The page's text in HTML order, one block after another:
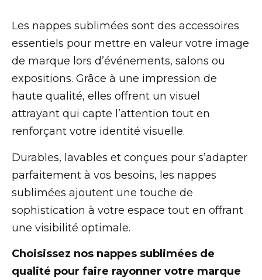
Les nappes sublimées sont des accessoires
essentiels pour mettre en valeur votre image
de marque lors d’événements, salons ou
expositions. Grâce à une impression de
haute qualité, elles offrent un visuel
attrayant qui capte l’attention tout en
renforçant votre identité visuelle.
Durables, lavables et conçues pour s’adapter
parfaitement à vos besoins, les nappes
sublimées ajoutent une touche de
sophistication à votre espace tout en offrant
une visibilité optimale.
Choisissez nos nappes sublimées de
qualité pour faire rayonner votre marque